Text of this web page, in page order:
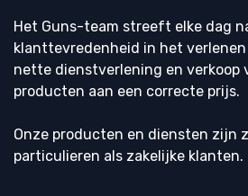
Het Guns-team streeft elke dag
klanttevredenheid in het verlenen
nette dienstverlening en verkoop
producten aan een correcte prijs.
Onze producten en diensten zijn
particulieren als zakelijke klanten.